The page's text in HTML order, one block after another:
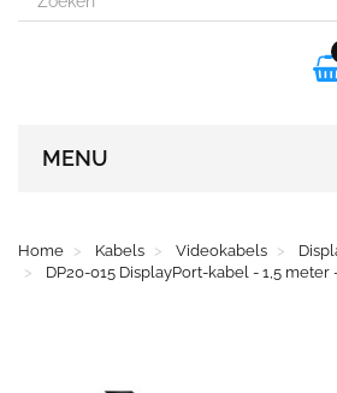
MENU
Home Kabels Videokabels
DP20-015 DisplayPort-kabel - 1,5 meter